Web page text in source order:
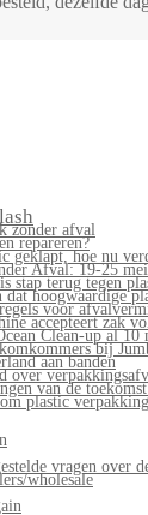
zonder afval
repareren?
geklapt, hoe nu
Afval: 19-25
stap terug tegen
hoogwaardige
voor
accepteert zak
Clean-up al
bij
aan banden
over
van de
plastic
vragen over
wholesale